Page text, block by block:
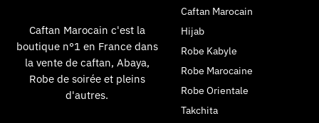
Caftan Marocain c'est la
boutique n°1 en France dans
la vente de caftan, Abaya,
Robe de soirée et pleins
d'autres.
Caftan Marocain
Hijab
Robe Kabyle
Robe Marocaine
Robe Orientale
Takchita